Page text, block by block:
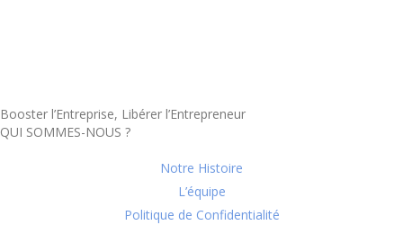
Booster l’Entreprise, Libérer l’Entrepreneur
QUI SOMMES-NOUS ?
Notre Histoire
L’équipe
Politique de Confidentialité